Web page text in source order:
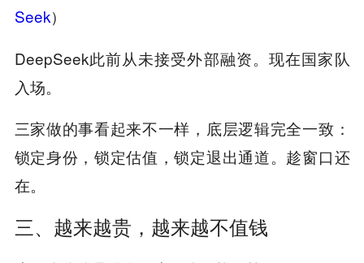
Seek）
DeepSeek此前从未接受外部融资。现在国家队
入场。
三家做的事看起来不一样，底层逻辑完全一致：
锁定身份，锁定估值，锁定退出通道。趁窗口还
在。
三、越来越贵，越来越不值钱